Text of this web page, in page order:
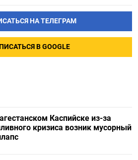
НА ТЕЛЕГРАМ
В GOOGLE
Каспийске из-за
кризиса возник мусорный